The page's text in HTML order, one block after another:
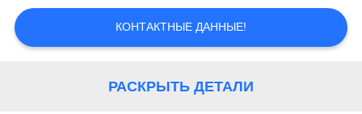
САЙТА
КОНТАКТНЫЕ ДАННЫЕ!
РАСКРЫТЬ ДЕТАЛИ